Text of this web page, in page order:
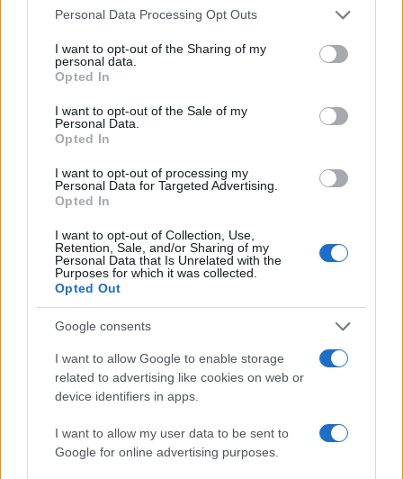
Please note that this website/app uses one or more Google
not limited to your visit or usage behaviour. You may click to
grant or deny consent to Google and its third-party tags to
use your data for below specified purposes in below Google
consent section.
Personal Data Processing Opt Outs
I want to opt-out of the Sharing of my
personal data.
Opted In
I want to opt-out of the Sale of my
Personal Data.
Opted In
I want to opt-out of processing my
Personal Data for Targeted Advertising.
Opted In
I want to opt-out of Collection, Use,
Retention, Sale, and/or Sharing of my
Personal Data that Is Unrelated with the
Purposes for which it was collected.
Opted Out
Google consents
I want to allow Google to enable storage
related to advertising like cookies on web or
device identifiers in apps.
I want to allow my user data to be sent to
Google for online advertising purposes.
Ροή Ειδήσεων